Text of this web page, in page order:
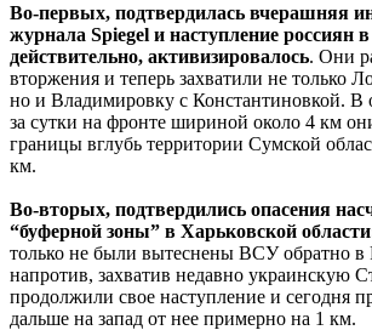
Во-первых, подтвердилась вчерашняя
журнала Spiegel и наступление россиян
действительно, активизировалось. Они
вторжения и теперь захватили не только
но и Владимировку с Константиновкой. В
за сутки на фронте шириной около 4 км
границы вглубь территории Сумской
км.
Во-вторых, подтвердились опасения
“буферной зоны” в Харьковской
только не были вытеснены ВСУ обратно в
напротив, захватив недавно украинскую
продолжили свое наступление и сегодня
дальше на запад от нее примерно на 1 км.